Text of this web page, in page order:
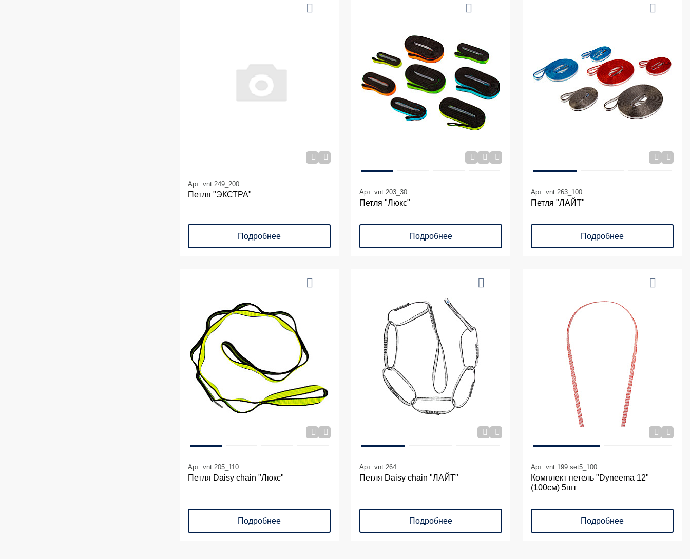
Арт. vnt 249_200
Петля "ЭКСТРА"
Подробнее
Арт. vnt 203_30
Петля "Люкс"
Подробнее
Арт. vnt 263_100
Петля "ЛАЙТ"
Подробнее
Арт. vnt 205_110
Петля Daisy chain "Люкс"
Подробнее
Арт. vnt 264
Петля Daisy chain "ЛАЙТ"
Подробнее
Арт. vnt 199 set5_100
Комплект петель "Dyneema 12"
(100см) 5шт
Подробнее